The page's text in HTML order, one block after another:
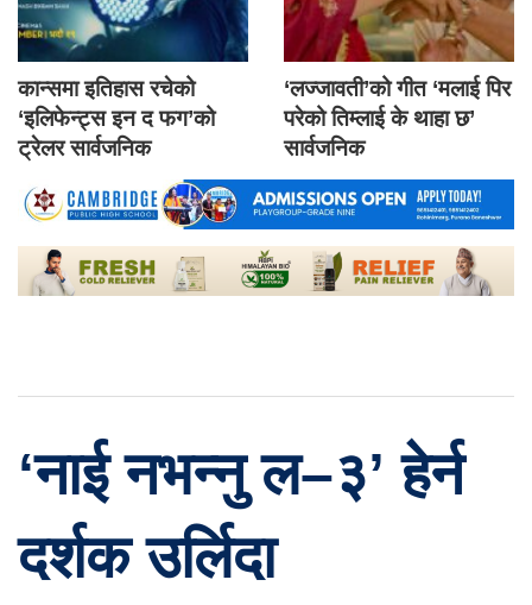
कान्समा इतिहास रचेको
‘इलिफेन्ट्स इन द फग’को
ट्रेलर सार्वजनिक
‘लज्जावती’को गीत ‘मलाई पिर
परेको तिम्लाई के थाहा छ’
सार्वजनिक
‘नाई नभन्नु ल–३’ हेर्न
दर्शक उर्लिदा